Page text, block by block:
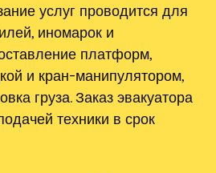
услуг проводится для
иномарок и
платформ,
и кран-манипулятором,
груза. Заказ эвакуатора
техники в срок